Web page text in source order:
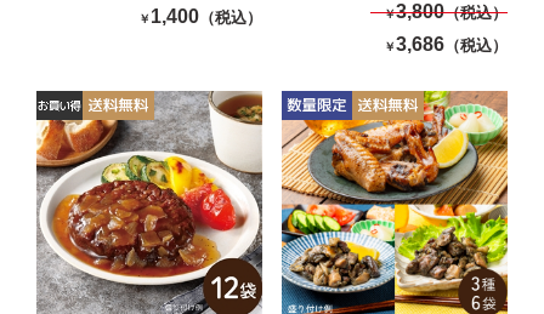
￥ 1,400 （税込） ￥3,800（税込）
￥3,686 （税込）